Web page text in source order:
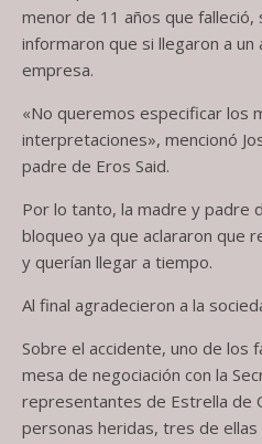
menor de 11 años que falleció,
informaron que si llegaron a un
empresa.
«No queremos especificar los
interpretaciones», mencionó
padre de Eros Said.
Por lo tanto, la madre y padre
bloqueo ya que aclararon que
y querían llegar a tiempo.
Al final agradecieron a la
Sobre el accidente, uno de los
mesa de negociación con la
representantes de Estrella de
personas heridas, tres de ellas